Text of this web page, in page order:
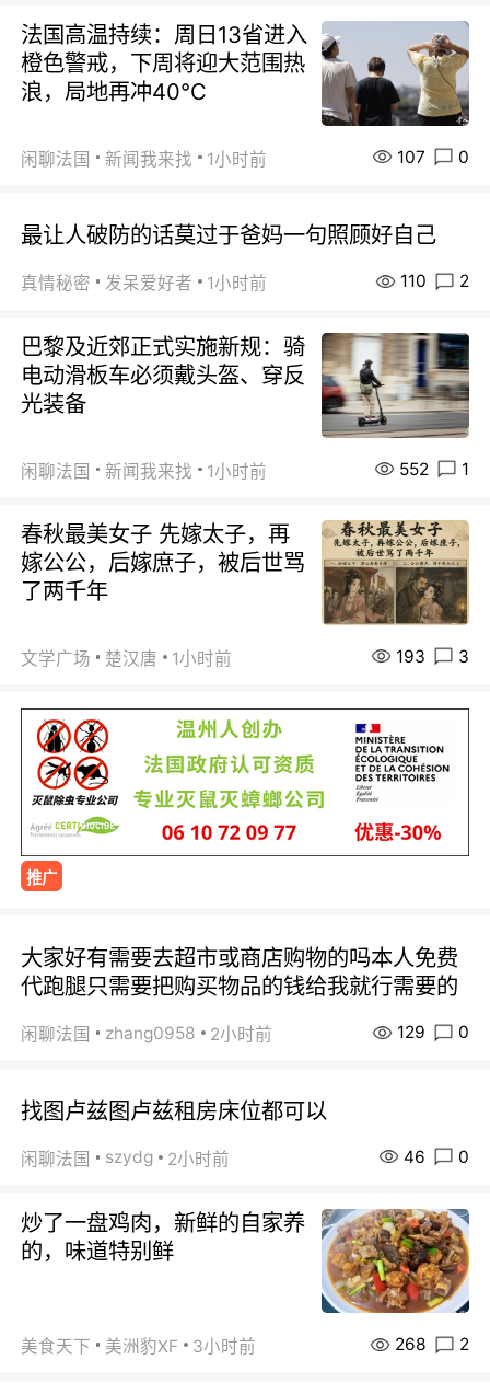
法国高温持续：周日13省进入
橙色警戒，下周将迎大范围热
浪，局地再冲40℃
闲聊法国 新闻我来找 1小时前 107 0
最让人破防的话莫过于爸妈一句照顾好自己
真情秘密 发呆爱好者 1小时前 110 2
巴黎及近郊正式实施新规：骑
电动滑板车必须戴头盔、穿反
光装备
闲聊法国 新闻我来找 1小时前 552 1
春秋最美女子 先嫁太子，再
嫁公公，后嫁庶子，被后世骂
了两千年
文学广场 楚汉唐 1小时前 193 3
推广
大家好有需要去超市或商店购物的吗本人免费
代跑腿只需要把购买物品的钱给我就行需要的
闲聊法国 zhang0958 2小时前 129 0
找图卢兹图卢兹租房床位都可以
闲聊法国 szydg 2小时前 46 0
炒了一盘鸡肉，新鲜的自家养
的，味道特别鲜
美食天下 美洲豹XF 3小时前 268 2